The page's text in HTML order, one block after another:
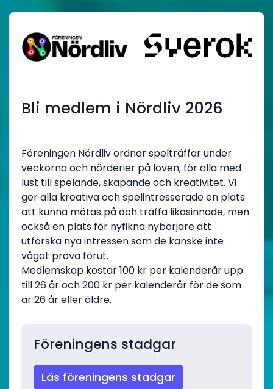
Bli medlem i Nördliv 2026
Föreningen Nördliv ordnar spelträffar under
veckorna och nörderier på loven, för alla med
lust till spelande, skapande och kreativitet. Vi
ger alla kreativa och spelintresserade en plats
att kunna mötas på och träffa likasinnade, men
också en plats för nyfikna nybörjare att
utforska nya intressen som de kanske inte
vågat prova förut.
Medlemskap kostar 100 kr per kalenderår upp
till 26 år och 200 kr per kalenderår för de som
är 26 år eller äldre.
Föreningens stadgar
Läs föreningens stadgar